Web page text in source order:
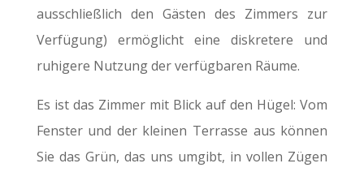
ausschließlich den Gästen des Zimmers zur
Verfügung) ermöglicht eine diskretere und
ruhigere Nutzung der verfügbaren Räume.
Es ist das Zimmer mit Blick auf den Hügel: Vom
Fenster und der kleinen Terrasse aus können
Sie das Grün, das uns umgibt, in vollen Zügen